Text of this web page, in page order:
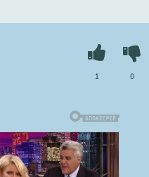
1 0